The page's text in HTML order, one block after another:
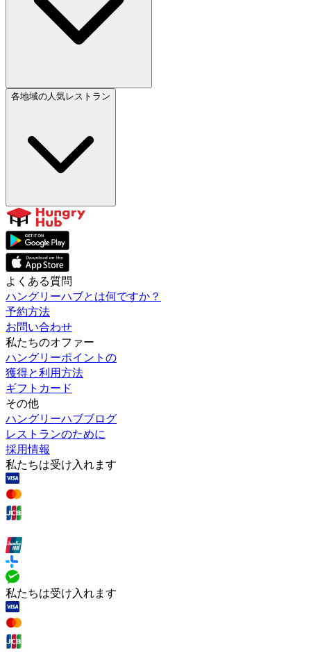
各地域の人気レストラン
よくある質問
ハングリーハブとは何ですか？
予約方法
お問い合わせ
私たちのオファー
ハングリーポイントの
獲得と利用方法
ギフトカード
その他
ハングリーハブブログ
レストランのために
採用情報
私たちは受け入れます
私たちは受け入れます